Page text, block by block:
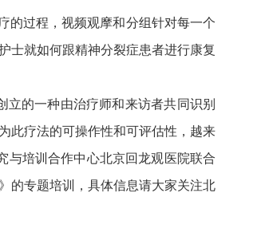
过程，视频观摩和分组针对每一个
士就如何跟精神分裂症患者进行康复
的一种由治疗师和来访者共同识别
此疗法的可操作性和可评估性，越来
与培训合作中心北京回龙观医院联合
的专题培训，具体信息请大家关注北